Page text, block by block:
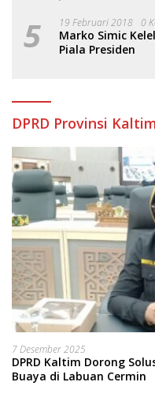
5 19 Februari 2018 0
Marko Simic
Piala Presiden
DPRD Provinsi
7 Desember 2025
DPRD Kaltim Dorong
Buaya di Labuan Cermin